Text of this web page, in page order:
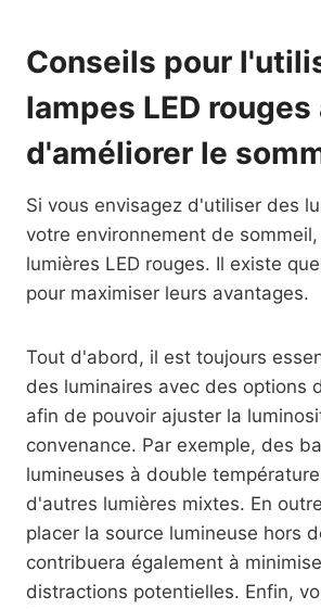
Conseils pour
lampes LED rouges
d'améliorer le
Si vous envisagez d'utiliser des
votre environnement de
lumières LED rouges. Il existe
pour maximiser leurs avantages.
Tout d'abord, il est toujours
des luminaires avec des options
afin de pouvoir ajuster la
convenance. Par exemple, des
lumineuses à double
d'autres lumières mixtes. En
placer la source lumineuse hors
contribuera également à
distractions potentielles. Enfin,